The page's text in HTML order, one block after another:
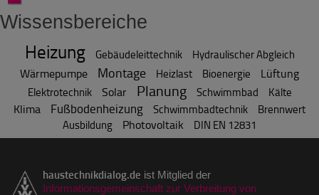
Wissensbereiche
Heizung Gebäudeleittechnik Hydraulischer Abgleich
Wärmepumpe Montage Heizlast Bioenergie Lüftung
Elektrotechnik Solar Planung Schwimmbad Kälte
Klima Fußbodenheizung Schwimmbadtechnik
Brennwert
Ausbildung
Photovoltaik DIN EN 12831
haustechnikdialog.de ist Mitglied der
Informationsgemeinschaft zur Verbreitung von